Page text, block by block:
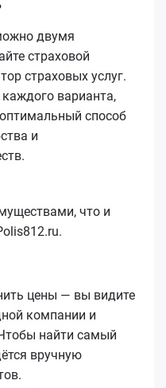
двумя
страховой
страховых услуг.
варианта,
способ
и
что и
цены — вы видите
компании и
найти самый
вручную